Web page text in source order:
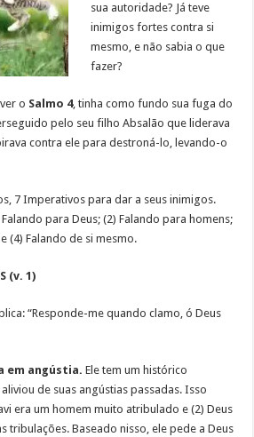
sua autoridade? Já teve
inimigos fortes contra si
mesmo, e não sabia o que
fazer?
o Salmo 4, tinha como fundo sua fuga do
pelo seu filho Absalão que liderava
contra ele para destroná-lo, levando-o
7 Imperativos para dar a seus inimigos.
para Deus; (2) Falando para homens;
(4) Falando de si mesmo.
(v. 1)
“Responde-me quando clamo, ó Deus
em angústia. Ele tem um histórico
de suas angústias passadas. Isso
era um homem muito atribulado e (2) Deus
tribulações. Baseado nisso, ele pede a Deus